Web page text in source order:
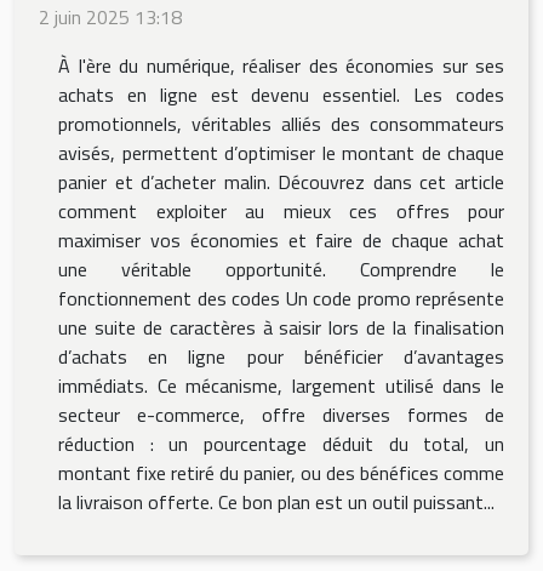
2 juin 2025 13:18
À l'ère du numérique, réaliser des économies sur ses
achats en ligne est devenu essentiel. Les codes
promotionnels, véritables alliés des consommateurs
avisés, permettent d’optimiser le montant de chaque
panier et d’acheter malin. Découvrez dans cet article
comment exploiter au mieux ces offres pour
maximiser vos économies et faire de chaque achat
une véritable opportunité. Comprendre le
fonctionnement des codes Un code promo représente
une suite de caractères à saisir lors de la finalisation
d’achats en ligne pour bénéficier d’avantages
immédiats. Ce mécanisme, largement utilisé dans le
secteur e-commerce, offre diverses formes de
réduction : un pourcentage déduit du total, un
montant fixe retiré du panier, ou des bénéfices comme
la livraison offerte. Ce bon plan est un outil puissant...